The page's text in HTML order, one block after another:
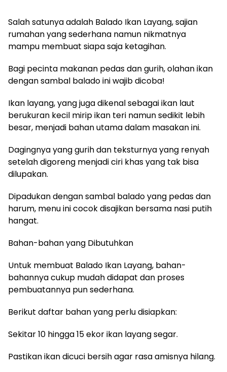
Salah satunya adalah Balado Ikan Layang, sajian
rumahan yang sederhana namun nikmatnya
mampu membuat siapa saja ketagihan.
Bagi pecinta makanan pedas dan gurih, olahan ikan
dengan sambal balado ini wajib dicoba!
Ikan layang, yang juga dikenal sebagai ikan laut
berukuran kecil mirip ikan teri namun sedikit lebih
besar, menjadi bahan utama dalam masakan ini.
Dagingnya yang gurih dan teksturnya yang renyah
setelah digoreng menjadi ciri khas yang tak bisa
dilupakan.
Dipadukan dengan sambal balado yang pedas dan
harum, menu ini cocok disajikan bersama nasi putih
hangat.
Bahan-bahan yang Dibutuhkan
Untuk membuat Balado Ikan Layang, bahan-
bahannya cukup mudah didapat dan proses
pembuatannya pun sederhana.
Berikut daftar bahan yang perlu disiapkan:
Sekitar 10 hingga 15 ekor ikan layang segar.
Pastikan ikan dicuci bersih agar rasa amisnya hilang.